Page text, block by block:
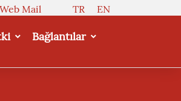
Web Mail TR EN
Bağlantılar